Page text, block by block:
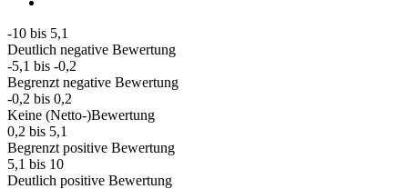
-10 bis 5,1
Deutlich negative Bewertung
-5,1 bis -0,2
Begrenzt negative Bewertung
-0,2 bis 0,2
Keine (Netto-)Bewertung
0,2 bis 5,1
Begrenzt positive Bewertung
5,1 bis 10
Deutlich positive Bewertung